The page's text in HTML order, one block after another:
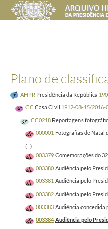
Plano de
AHPR Presidência da República
CC Casa Civil 1912-08-15/2016-
CC0218 Reportagens
000001 Fotografias de Natal
(...)
003379Comemorações do
003380Audiência pelo
003381 Audiência pelo
003382Audiência pelo
003383Audiência concedida
003384Audiência pelo